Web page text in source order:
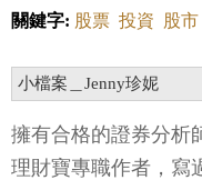
關鍵字: 股票 投資 股市
小檔案＿Jenny珍妮
擁有合格的證券分析
理財寶專職作者，寫